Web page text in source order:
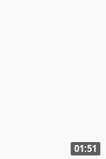
01:51